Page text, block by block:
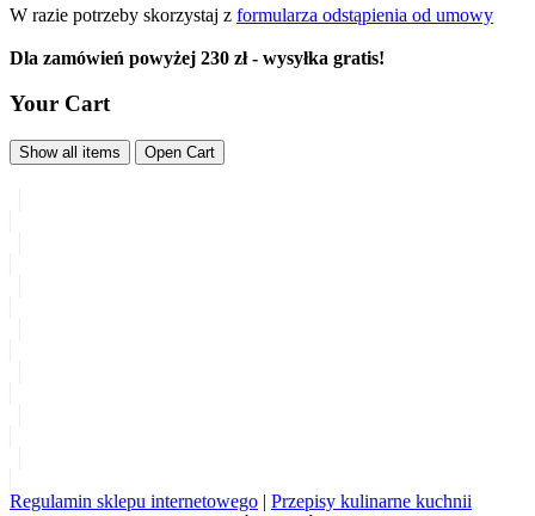
W razie potrzeby skorzystaj z formularza odstąpienia od umowy
Dla zamówień powyżej 230 zł - wysyłka gratis!
Your Cart
Show all items Open Cart
Regulamin sklepu internetowego | Przepisy kulinarne kuchnii